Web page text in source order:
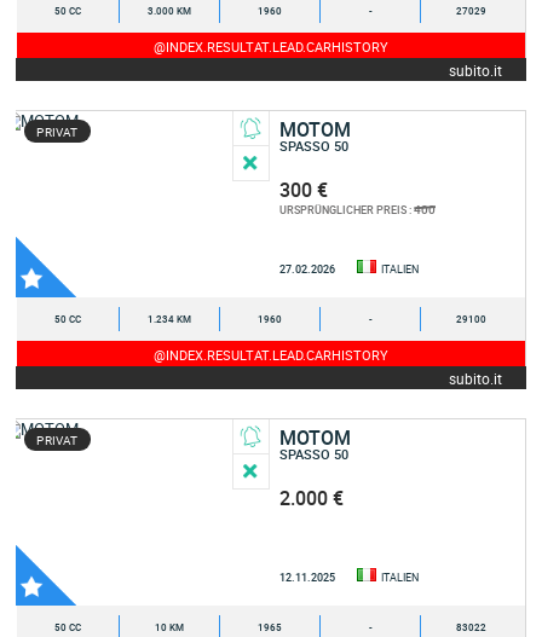
50 CC 3.000 KM 1960 - 27029
@INDEX.RESULTAT.LEAD.CARHISTORY
subito.it
PRIVAT MOTOM
SPASSO 50
300 €
URSPRÜNGLICHER PREIS :400
27.02.2026 ITALIEN
50 CC 1.234 KM 1960 - 29100
@INDEX.RESULTAT.LEAD.CARHISTORY
subito.it
PRIVAT MOTOM
SPASSO 50
2.000 €
12.11.2025 ITALIEN
50 CC 10 KM 1965 - 83022